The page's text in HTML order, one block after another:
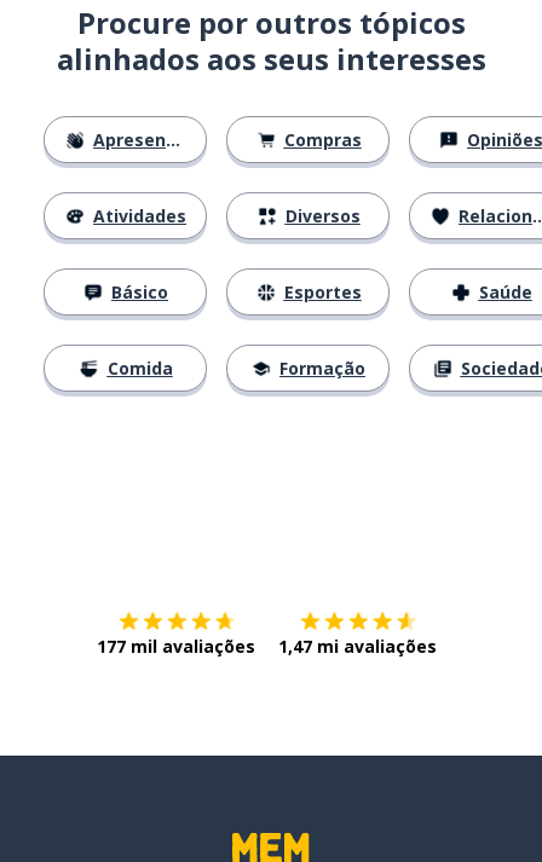
Procure por outros tópicos
alinhados aos seus interesses
Apresentações
Atividades
Básico
Comida
Compras
Diversos
Esportes
Formação
Opiniões
Relacionamentos
Saúde
177 mil avaliações 1,47 mi avaliações